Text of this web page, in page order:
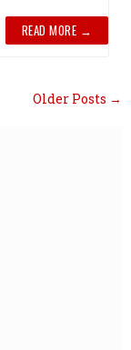
READ MORE →
Older Posts →